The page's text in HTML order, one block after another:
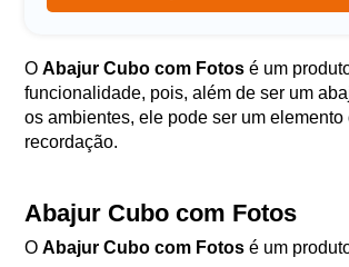
OAbajur Cubo com Fotosé um
funcionalidade, pois, além de ser um
os ambientes, ele pode ser um
recordação.
Abajur Cubo com Fotos
OAbajur Cubo com Fotosé um